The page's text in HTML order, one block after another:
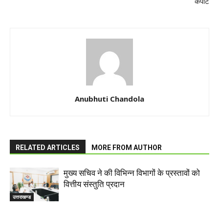
Anubhuti Chandola
RELATED ARTICLES MORE FROM AUTHOR
उत्तराखण्ड
मुख्य सचिव ने की विभिन्न विभागों के प्रस्तावों को
वित्तीय संस्तुति प्रदान